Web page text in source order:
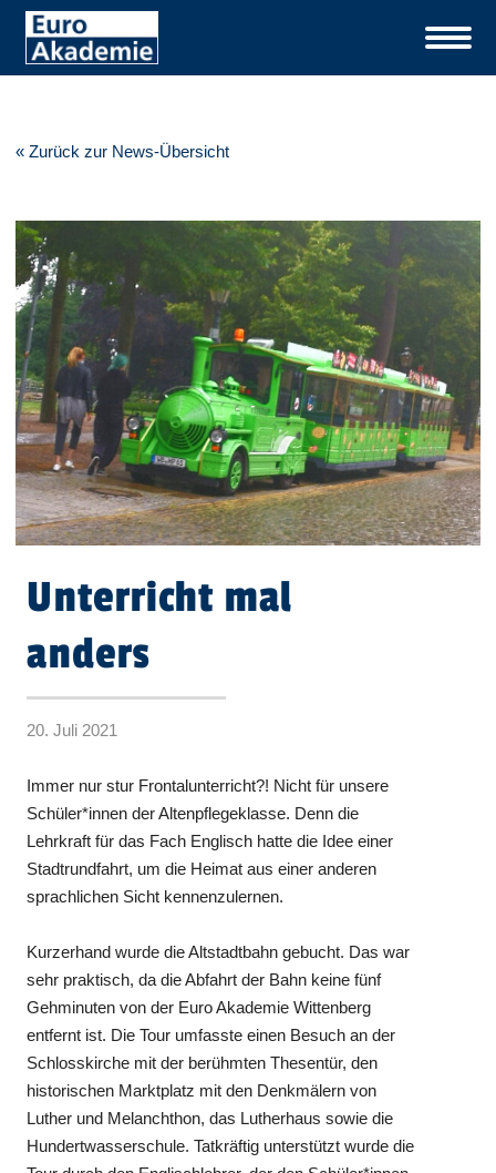
« Zurück zur News-Übersicht
Unterricht mal
anders
20. Juli 2021
Immer nur stur Frontalunterricht?! Nicht für unsere
Schüler*innen der Altenpflegeklasse. Denn die
Lehrkraft für das Fach Englisch hatte die Idee einer
Stadtrundfahrt, um die Heimat aus einer anderen
sprachlichen Sicht kennenzulernen.
Kurzerhand wurde die Altstadtbahn gebucht. Das war
sehr praktisch, da die Abfahrt der Bahn keine fünf
Gehminuten von der Euro Akademie Wittenberg
entfernt ist. Die Tour umfasste einen Besuch an der
Schlosskirche mit der berühmten Thesentür, den
historischen Marktplatz mit den Denkmälern von
Luther und Melanchthon, das Lutherhaus sowie die
Hundertwasserschule. Tatkräftig unterstützt wurde die